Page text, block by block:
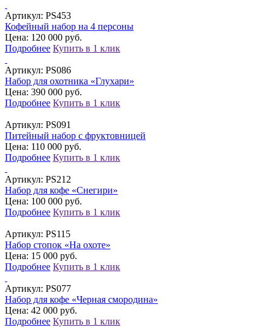
Артикул: PS453
Кофейный набор на 4 персоны
Цена: 120 000 руб.
Подробнее Купить в 1 клик
Артикул: PS086
Набор для охотника «Глухари»
Цена: 390 000 руб.
Подробнее Купить в 1 клик
Артикул: PS091
Питейный набор с фруктовницей
Цена: 110 000 руб.
Подробнее Купить в 1 клик
Артикул: PS212
Набор для кофе «Снегири»
Цена: 100 000 руб.
Подробнее Купить в 1 клик
Артикул: PS115
Набор стопок «На охоте»
Цена: 15 000 руб.
Подробнее Купить в 1 клик
Артикул: PS077
Набор для кофе «Черная смородина»
Цена: 42 000 руб.
Подробнее Купить в 1 клик